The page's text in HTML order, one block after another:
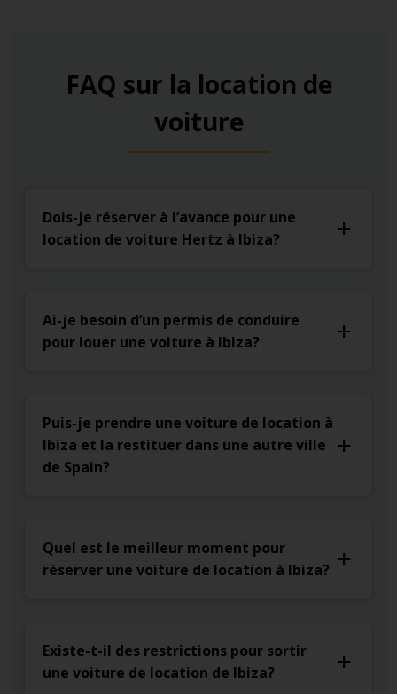
FAQ sur la location de
voiture
Dois-je réserver à l’avance pour une
location de voiture Hertz à Ibiza?
Ai-je besoin d’un permis de conduire
pour louer une voiture à Ibiza?
Puis-je prendre une voiture de location à
Ibiza et la restituer dans une autre ville
de Spain?
Quel est le meilleur moment pour
réserver une voiture de location à Ibiza?
Existe-t-il des restrictions pour sortir
une voiture de location de Ibiza?